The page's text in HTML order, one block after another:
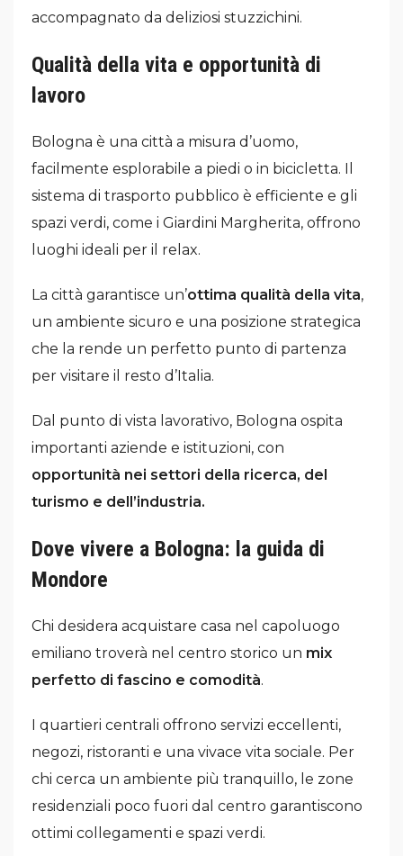
accompagnato da deliziosi stuzzichini.
Qualità della vita e opportunità di
lavoro
Bologna è una città a misura d’uomo,
facilmente esplorabile a piedi o in bicicletta. Il
sistema di trasporto pubblico è efficiente e gli
spazi verdi, come i Giardini Margherita, offrono
luoghi ideali per il relax.
La città garantisce un’ottima qualità della vita,
un ambiente sicuro e una posizione strategica
che la rende un perfetto punto di partenza
per visitare il resto d’Italia.
Dal punto di vista lavorativo, Bologna ospita
importanti aziende e istituzioni, con
opportunità nei settori della ricerca, del
turismo e dell’industria.
Dove vivere a Bologna: la guida di
Mondore
Chi desidera acquistare casa nel capoluogo
emiliano troverà nel centro storico un mix
perfetto di fascino e comodità.
I quartieri centrali offrono servizi eccellenti,
negozi, ristoranti e una vivace vita sociale. Per
chi cerca un ambiente più tranquillo, le zone
residenziali poco fuori dal centro garantiscono
ottimi collegamenti e spazi verdi.